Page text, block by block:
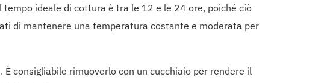
ideale di cottura è tra le 12 e le 24 ore, poiché ciò
di mantenere una temperatura costante e moderata per
consigliabile rimuoverlo con un cucchiaio per rendere il